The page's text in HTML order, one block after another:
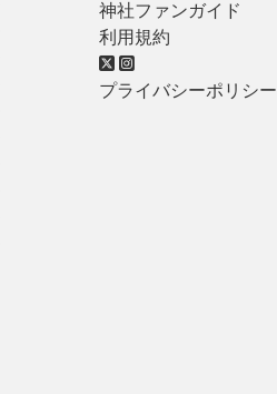
神社ファンガイド
利用規約
プライバシーポリシー